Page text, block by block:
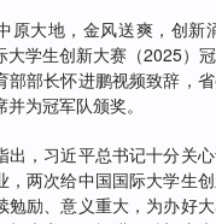
大地，金风送爽，创新
大学生创新大赛（2025）
部部长怀进鹏视频致辞，
为冠军队颁奖。
，习近平总书记十分关心
，两次给中国国际大学生
勉励、意义重大，为办好